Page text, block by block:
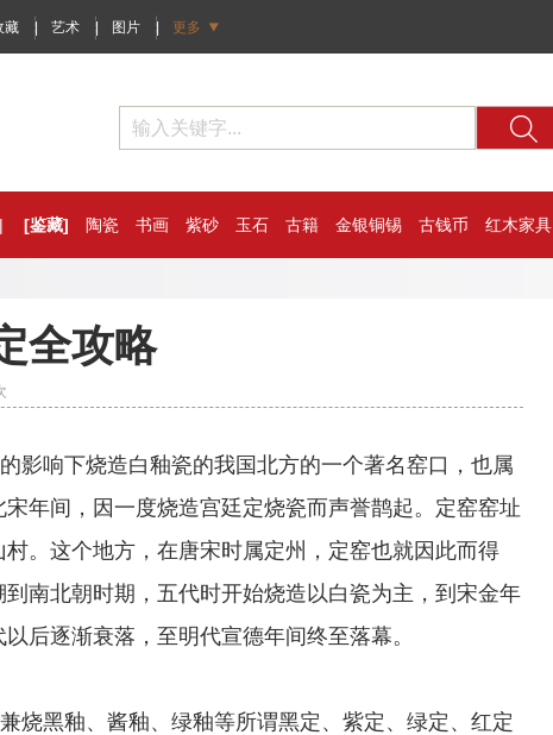
藏 | 艺术 | 图片 | 更多
| [鉴藏] 陶瓷 书画 紫砂 玉石 古籍 金银铜锡 古钱币 红木家具
全攻略
响下烧造白釉瓷的我国北方的一个著名窑口，也属
年间，因一度烧造宫廷定烧瓷而声誉鹊起。定窑窑址
。这个地方，在唐宋时属定州，定窑也就因此而得
南北朝时期，五代时开始烧造以白瓷为主，到宋金年
后逐渐衰落，至明代宣德年间终至落幕。
黑釉、酱釉、绿釉等所谓黑定、紫定、绿定、红定